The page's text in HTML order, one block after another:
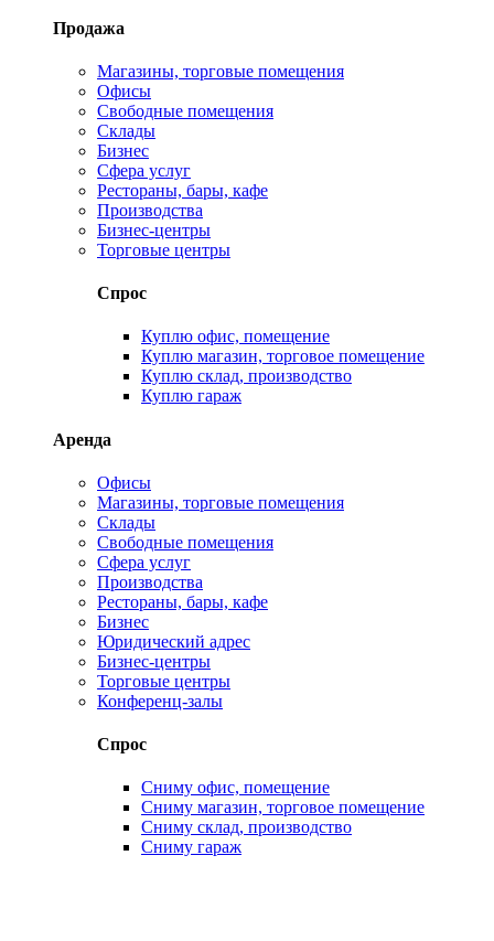
Продажа
Магазины, торговые помещения
Офисы
Свободные помещения
Склады
Бизнес
Сфера услуг
Рестораны, бары, кафе
Производства
Бизнес-центры
Торговые центры
Спрос
Куплю офис, помещение
Куплю магазин, торговое помещение
Куплю склад, производство
Куплю гараж
Аренда
Офисы
Магазины, торговые помещения
Склады
Свободные помещения
Сфера услуг
Производства
Рестораны, бары, кафе
Бизнес
Юридический адрес
Бизнес-центры
Торговые центры
Конференц-залы
Спрос
Сниму офис, помещение
Сниму магазин, торговое помещение
Сниму склад, производство
Сниму гараж